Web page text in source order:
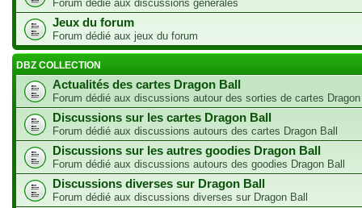
Forum dédié aux discussions générales
Jeux du forum
Forum dédié aux jeux du forum
DBZ COLLECTION
Actualités des cartes Dragon Ball
Forum dédié aux discussions autour des sorties de cartes
Discussions sur les cartes Dragon Ball
Forum dédié aux discussions autours des cartes Dragon Ball
Discussions sur les autres goodies Dragon Ball
Forum dédié aux discussions autours des goodies Dragon Ball
Discussions diverses sur Dragon Ball
Forum dédié aux discussions diverses sur Dragon Ball